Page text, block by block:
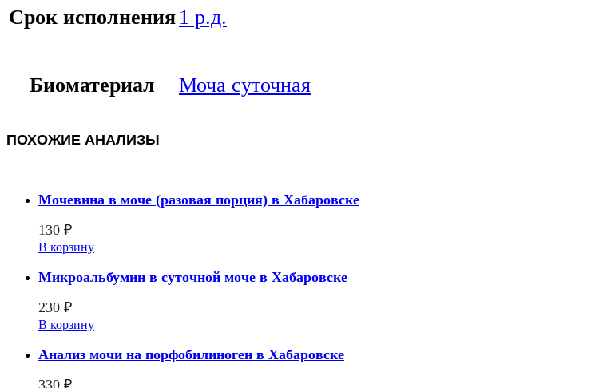
Срок исполнения 1 р.д.
Биоматериал Моча суточная
ПОХОЖИЕ АНАЛИЗЫ
Мочевина в моче (разовая порция) в Хабаровске
130 ₽
В корзину
Микроальбумин в суточной моче в Хабаровске
230 ₽
В корзину
Анализ мочи на порфобилиноген в Хабаровске
330 ₽